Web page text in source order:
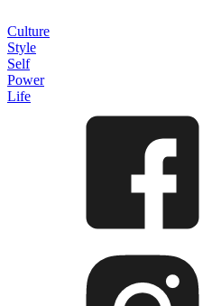
Culture
Style
Self
Power
Life